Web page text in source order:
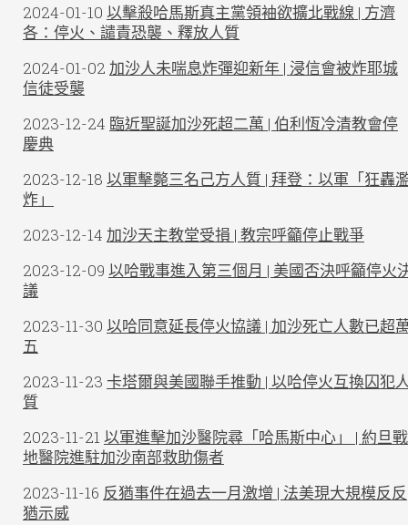
2024-01-10 以擊殺哈馬斯真主黨領袖欲擴北戰線 | 方濟
各：停火、譴責恐襲、釋放人質
2024-01-02 加沙人未喘息炸彈迎新年 | 浸信會被炸耶城
信徒受襲
2023-12-24 臨近聖誕加沙死超二萬 | 伯利恆冷清教會停
慶典
2023-12-18 以軍擊斃三名己方人質 | 拜登：以軍「狂轟
炸」
2023-12-14 加沙天主教堂受損 | 教宗呼籲停止戰爭
2023-12-09 以哈戰事進入第三個月 | 美國否決呼籲停火
議
2023-11-30 以哈同意延長停火協議 | 加沙死亡人數已超
五
2023-11-23 卡塔爾與美國聯手推動 | 以哈停火互換囚犯
質
2023-11-21 以軍進擊加沙醫院尋「哈馬斯中心」 | 約旦戰
地醫院進駐加沙南部救助傷者
2023-11-16 反猶事件在過去一月激增 | 法美現大規模反反
猶示威